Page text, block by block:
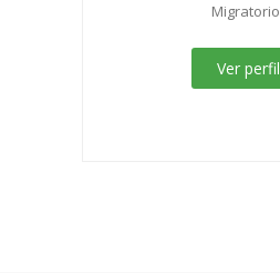
Migratorio
Ver perfil